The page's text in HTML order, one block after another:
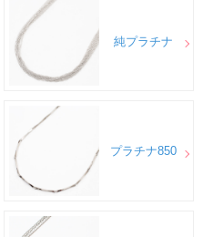
純プラチナ
プラチナ850